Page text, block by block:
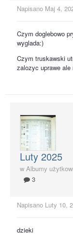
Napisano Maj 4,
Czym doglebowo
wyglada:)
Czym truskawski
zalozyc uprawe ale
Luty 2025
w Albumy
3
Napisano Luty 10,
dzieki